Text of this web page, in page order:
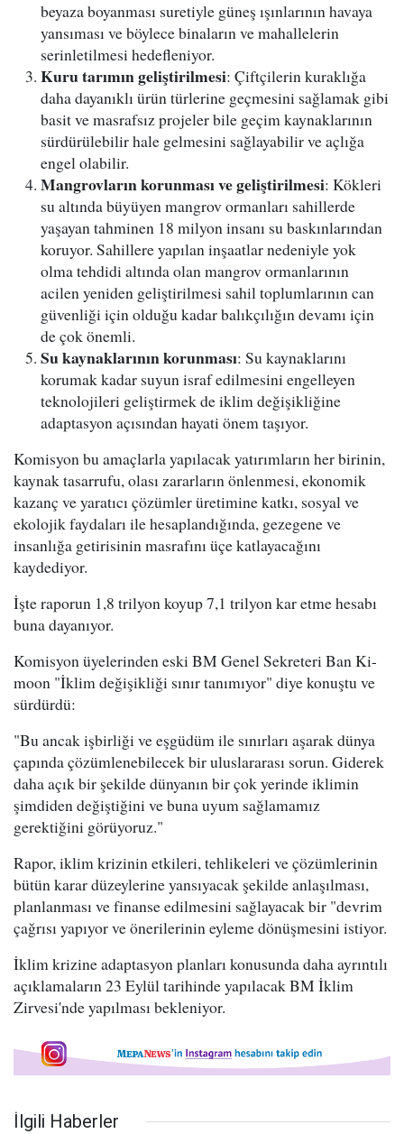
beyaza boyanması suretiyle güneş ışınlarının havaya
yansıması ve böylece binaların ve mahallelerin
serinletilmesi hedefleniyor.
Kuru tarımın geliştirilmesi: Çiftçilerin kuraklığa
daha dayanıklı ürün türlerine geçmesini sağlamak gibi
basit ve masrafsız projeler bile geçim kaynaklarının
sürdürülebilir hale gelmesini sağlayabilir ve açlığa
engel olabilir.
Mangrovların korunması ve geliştirilmesi: Kökleri
su altında büyüyen mangrov ormanları sahillerde
yaşayan tahminen 18 milyon insanı su baskınlarından
koruyor. Sahillere yapılan inşaatlar nedeniyle yok
olma tehdidi altında olan mangrov ormanlarının
acilen yeniden geliştirilmesi sahil toplumlarının can
güvenliği için olduğu kadar balıkçılığın devamı için
de çok önemli.
Su kaynaklarının korunması: Su kaynaklarını
korumak kadar suyun israf edilmesini engelleyen
teknolojileri geliştirmek de iklim değişikliğine
adaptasyon açısından hayati önem taşıyor.
Komisyon bu amaçlarla yapılacak yatırımların her birinin,
kaynak tasarrufu, olası zararların önlenmesi, ekonomik
kazanç ve yaratıcı çözümler üretimine katkı, sosyal ve
ekolojik faydaları ile hesaplandığında, gezegene ve
insanlığa getirisinin masrafını üçe katlayacağını
kaydediyor.
İşte raporun 1,8 trilyon koyup 7,1 trilyon kar etme hesabı
buna dayanıyor.
Komisyon üyelerinden eski BM Genel Sekreteri Ban Ki-
moon "İklim değişikliği sınır tanımıyor" diye konuştu ve
sürdürdü:
"Bu ancak işbirliği ve eşgüdüm ile sınırları aşarak dünya
çapında çözümlenebilecek bir uluslararası sorun. Giderek
daha açık bir şekilde dünyanın bir çok yerinde iklimin
şimdiden değiştiğini ve buna uyum sağlamamız
gerektiğini görüyoruz."
Rapor, iklim krizinin etkileri, tehlikeleri ve çözümlerinin
bütün karar düzeylerine yansıyacak şekilde anlaşılması,
planlanması ve finanse edilmesini sağlayacak bir "devrim
çağrısı yapıyor ve önerilerinin eyleme dönüşmesini istiyor.
İklim krizine adaptasyon planları konusunda daha ayrıntılı
açıklamaların 23 Eylül tarihinde yapılacak BM İklim
Zirvesi'nde yapılması bekleniyor.
İlgili Haberler